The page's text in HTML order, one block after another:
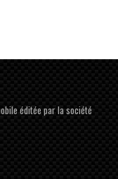
éditée par la société